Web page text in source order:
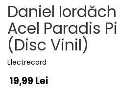
Daniel
Acel Paradis
(Disc Vinil)
Electrecord
19,99 Lei